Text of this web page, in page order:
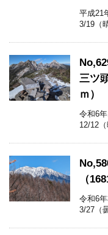
平成
3/19（
三ツ
ｍ）
令和6
12/12
（
令和6
3/27（